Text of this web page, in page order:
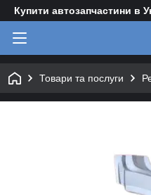
Купити автозапчастини в
Товари та послуги